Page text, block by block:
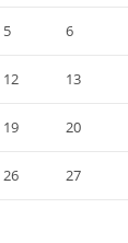
5 6
12 13
19 20
26 27